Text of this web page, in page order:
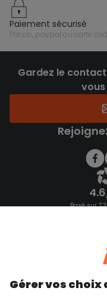
paiement sécurisé
par cb, paypal ou carte
Gardez le
Basé sur 7
Gérer vos choix